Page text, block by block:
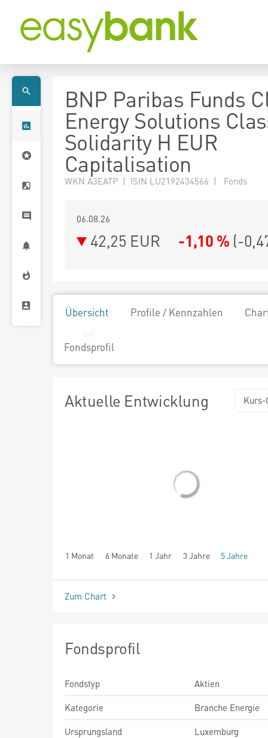
BNP Paribas Funds
Energy Solutions
Solidarity H EUR
Capitalisation
WKN A3EATP | ISIN LU2192434566 | Fonds
06.08.26
42,25 EUR -1,10 % (-
Übersicht Profile / Kennzahlen
Fondsprofil
Aktuelle Entwicklung Kurs-
1 Monat 6 Monate 1 Jahr 3 Jahre 5 Jahre
seit Beginn
Zum Chart
Fondsprofil
Fondstyp
Aktien
Kategorie
Branche Energie
Ursprungsland
Luxemburg